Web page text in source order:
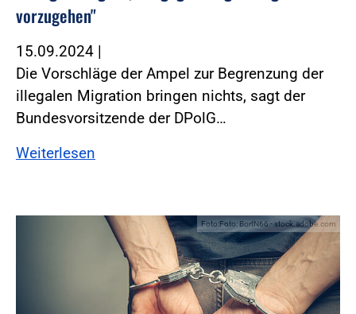
vorzugehen"
15.09.2024 |
Die Vorschläge der Ampel zur Begrenzung der
illegalen Migration bringen nichts, sagt der
Bundesvorsitzende der DPolG…
Weiterlesen
Foto:Foto: BortN66 - stock.adobe.com